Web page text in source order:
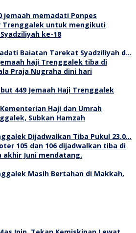
Baiatan Tarekat Syadziliyah d…
449 Jemaah Haji Trenggalek
Dijadwalkan Tiba Pukul 23.0…
Masih Bertahan di Makkah,